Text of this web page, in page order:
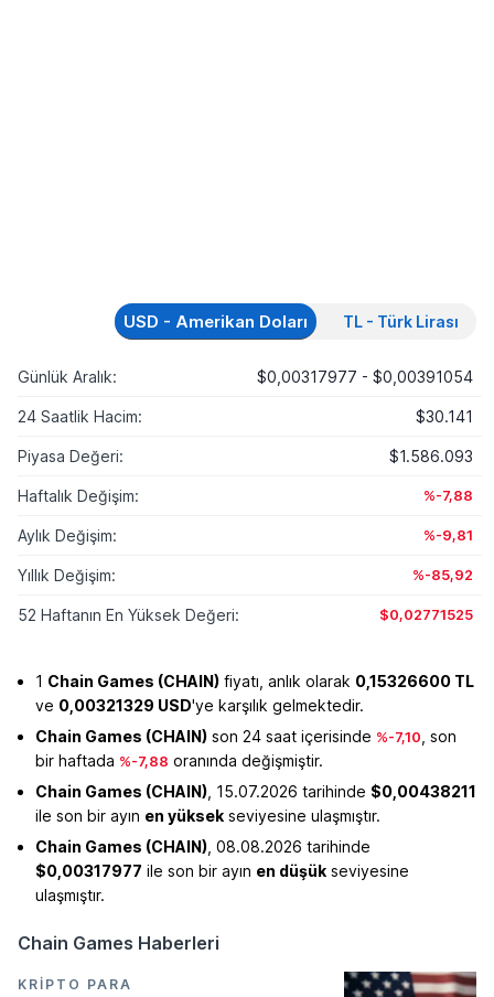
USD - Amerikan Doları TL - Türk Lirası
Günlük Aralık: $0,00317977 - $0,00391054
24 Saatlik Hacim: $30.141
Piyasa Değeri: $1.586.093
Haftalık Değişim: %-7,88
Aylık Değişim: %-9,81
Yıllık Değişim: %-85,92
52 Haftanın En Yüksek Değeri: $0,02771525
1 Chain Games (CHAIN) fiyatı, anlık olarak 0,15326600 TL
ve 0,00321329 USD'ye karşılık gelmektedir.
Chain Games (CHAIN) son 24 saat içerisinde %-7,10 , son
bir haftada %-7,88 oranında değişmiştir.
Chain Games (CHAIN) , 15.07.2026 tarihinde $0,00438211
ile son bir ayın en yüksek seviyesine ulaşmıştır.
Chain Games (CHAIN) , 08.08.2026 tarihinde
$0,00317977 ile son bir ayın en düşük seviyesine
ulaşmıştır.
Chain Games Haberleri
KRIPTO PARA